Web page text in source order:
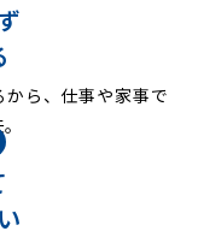
ら、仕事や家事で